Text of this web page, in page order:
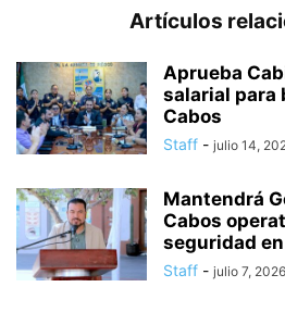
Artículos
Aprueba
salarial para
Cabos
Staff - julio 14,
Mantendrá
Cabos
seguridad
Staff - julio 7, 2026